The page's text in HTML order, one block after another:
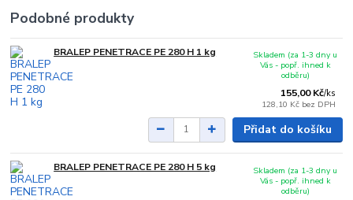
Podobné produkty
BRALEP PENETRACE PE 280 H 1 kg
155,00 Kč/ks
128,10 Kč bez DPH
Skladem (za 1-3 dny u
Vás - popř. ihned k
odběru)
Přidat do košíku
BRALEP PENETRACE PE 280 H 5 kg
Skladem (za 1-3 dny u
Vás - popř. ihned k
odběru)